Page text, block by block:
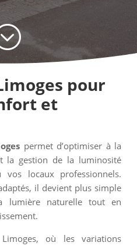
pour
et
permet d’optimiser à la
la gestion de la luminosité
locaux professionnels.
il devient plus simple
lumière naturelle tout en
où les variations